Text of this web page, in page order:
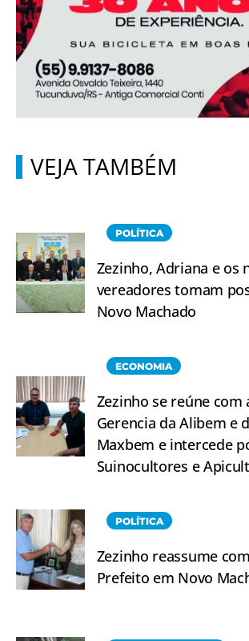
VEJA TAMBÉM
POLÍTICA
Zezinho, Adriana e os
vereadores tomam
Novo Machado
ECONOMIA
Zezinho se reúne com
Gerencia da Alibem e
Maxbem e intercede
Suinocultores e
POLÍTICA
Zezinho reassume
Prefeito em Novo